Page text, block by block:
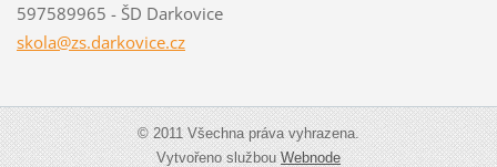
597589965 - ŠD Darkovice
skola@zs.darkovice.cz
© 2011 Všechna práva vyhrazena.
Vytvořeno službouWebnode